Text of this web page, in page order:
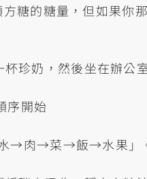
糖的糖量，但如果你
珍奶，然後坐在辦公
序開始
水→肉→菜→飯→水果」